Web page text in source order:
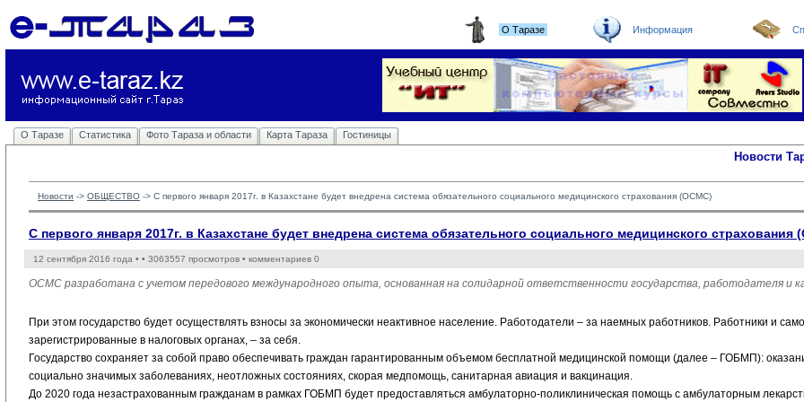
О Таразе Информация
О Таразе Статистика Фото Тараза и области Карта Тараза Гостиницы
Новости
Новости -> ОБЩЕСТВО -> С первого января 2017г. в Казахстане будет внедрена система обязательного социального медицинского страхования (ОСМС)
С первого января 2017г. в Казахстане будет внедрена система обязательного социального медицинского
12 сентября 2016 года • • 3063557 просмотров • комментариев 0
ОСМС разработана с учетом передового международного опыта, основанная на солидарной ответственности государства, работодателя и
При этом государство будет осуществлять взносы за экономически неактивное население. Работодатели – за наемных работников. Работники и
зарегистрированные в налоговых органах, – за себя.
Государство сохраняет за собой право обеспечивать граждан гарантированным объемом бесплатной медицинской помощи (далее – ГОБМП):
социально значимых заболеваниях, неотложных состояниях, скорая медпомощь, санитарная авиация и вакцинация.
До 2020 года незастрахованным гражданам в рамках ГОБМП будет предоставляться амбулаторно-поликлиническая помощь с амбулаторным